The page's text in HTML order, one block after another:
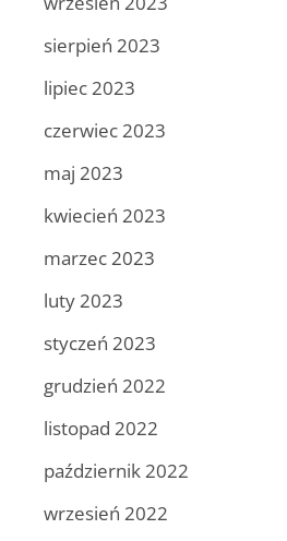
sierpień 2023
lipiec 2023
czerwiec 2023
maj 2023
kwiecień 2023
marzec 2023
luty 2023
styczeń 2023
grudzień 2022
listopad 2022
październik 2022
wrzesień 2022